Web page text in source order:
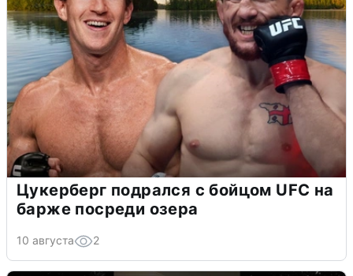
Цукерберг подрался с бойцом UFC на
барже посреди озера
10 августа 2